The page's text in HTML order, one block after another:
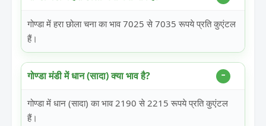
गोण्डा में हरा छोला चना का भाव 7025 से 7035 रूपये प्रति कुएंटल
हैं।
गोण्डा मंडी में धान (सादा) क्या भाव है?
गोण्डा में धान (सादा) का भाव 2190 से 2215 रूपये प्रति कुएंटल
हैं।